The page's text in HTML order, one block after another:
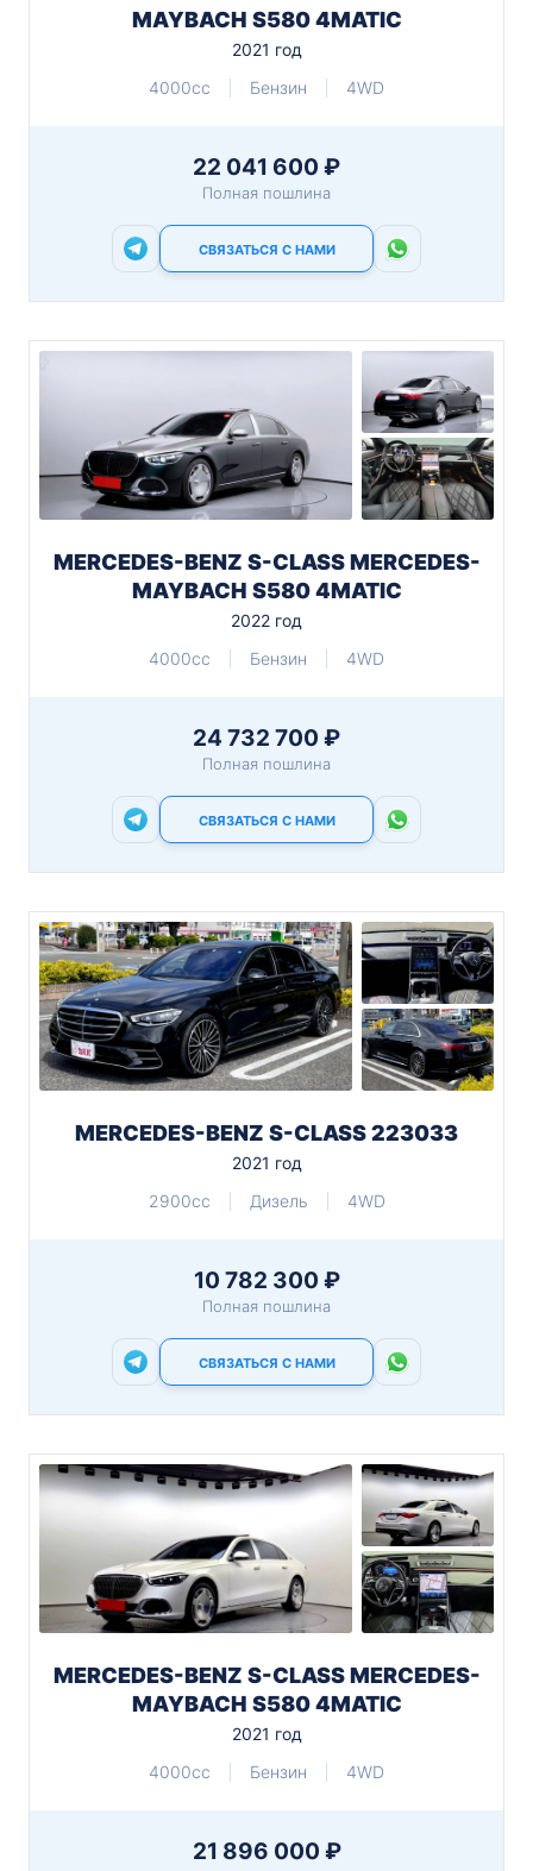
MAYBACH S580 4MATIC
2021 год
4000cc
Бензин 4WD
22 041 600 ₽
Полная пошлина
СВЯЗАТЬСЯ С НАМИ
MERCEDES-BENZ S-CLASS MERCEDES-
MAYBACH S580 4MATIC
2022 год
4000cc
Бензин 4WD
24 732 700 ₽
Полная пошлина
СВЯЗАТЬСЯ С НАМИ
MERCEDES-BENZ S-CLASS 223033
2021 год
2900cc
Дизель 4WD
10 782 300 ₽
Полная пошлина
СВЯЗАТЬСЯ С НАМИ
MERCEDES-BENZ S-CLASS MERCEDES-
MAYBACH S580 4MATIC
2021 год
4000cc
Бензин 4WD
21 896 000 ₽